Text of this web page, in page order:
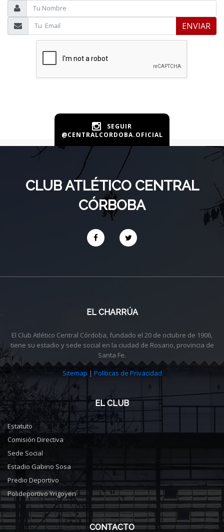
ENVIAR
SEGUIR
@CENTRALCORDOBA.OFICIAL
CLUB ATLÉTICO CENTRAL
CÓRBOBA
EL CHARRÚA
El Club Atlético Central Córdoba, fundado el 20 de octubre de 1906,
tiene su estadio y sede social en la ciudad de Rosario, provincia de
Santa Fe.
Sitemap | Políticas de Privacidad
EL CLUB
Estatuto
Comisión Directiva
Sede Social
Estadio Gabino Sosa
Predio Deportivo
Polideportivo Yrigoyen
CONTACTO